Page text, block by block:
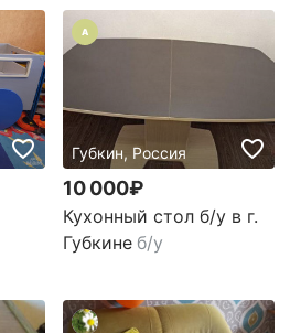
A
Губкин, Россия
10 000₽
Кухонный стол б/у в г.
Губкине б/у